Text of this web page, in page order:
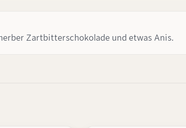
Zartbitterschokolade und etwas Anis.